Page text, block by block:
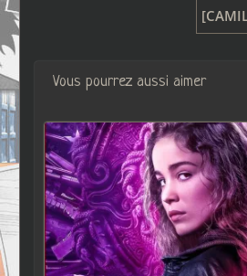
Vous pourrez aussi aimer